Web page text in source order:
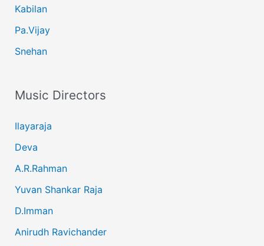
Kabilan
Pa.Vijay
Snehan
Music Directors
Ilayaraja
Deva
A.R.Rahman
Yuvan Shankar Raja
D.Imman
Anirudh Ravichander